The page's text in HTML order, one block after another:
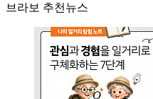
브라보 추천뉴스